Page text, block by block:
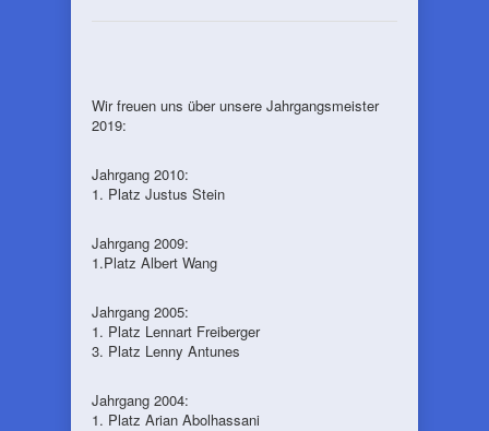
Wir freuen uns über unsere Jahrgangsmeister
2019:
Jahrgang 2010:
1. Platz Justus Stein
Jahrgang 2009:
1.Platz Albert Wang
Jahrgang 2005:
1. Platz Lennart Freiberger
3. Platz Lenny Antunes
Jahrgang 2004:
1. Platz Arian Abolhassani